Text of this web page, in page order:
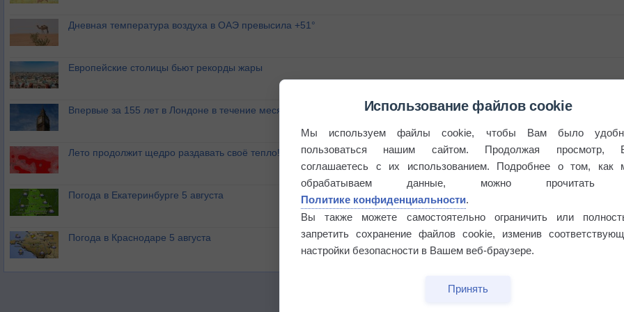
Дневная температура воздуха в ОАЭ превысила +51°
Европейские столицы бьют рекорды жары
Впервые за 155 лет в Лондоне в течение месяца не выпадал дождь
Лето продолжит щедро раздавать своё тепло!
Погода в Екатеринбурге 5 августа
Погода в Краснодаре 5 августа
Использование файлов cookie
Мы используем файлы cookie, чтобы Вам было
пользоваться нашим сайтом. Продолжая просмотр,
соглашаетесь с их использованием. Подробнее о том, как
обрабатываем данные, можно прочитать
Политике конфиденциальности.
Вы также можете самостоятельно ограничить или
запретить сохранение файлов cookie, изменив
настройки безопасности в Вашем веб-браузере.
Принять